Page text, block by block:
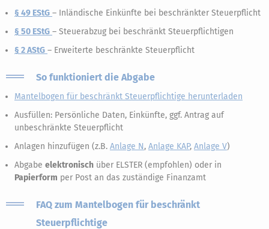
§ 49 EStG – Inländische Einkünfte bei beschränkter Steuerpflicht
§ 50 EStG – Steuerabzug bei beschränkt Steuerpflichtigen
§ 2 AStG – Erweiterte beschränkte Steuerpflicht
So funktioniert die Abgabe
Mantelbogen für beschränkt Steuerpflichtige herunterladen
Ausfüllen: Persönliche Daten, Einkünfte, ggf. Antrag auf
unbeschränkte Steuerpflicht
Anlagen hinzufügen (z.B. Anlage N, Anlage KAP, Anlage V)
Abgabe elektronisch über ELSTER (empfohlen) oder in
Papierform per Post an das zuständige Finanzamt
FAQ zum Mantelbogen für beschränkt
Steuerpflichtige